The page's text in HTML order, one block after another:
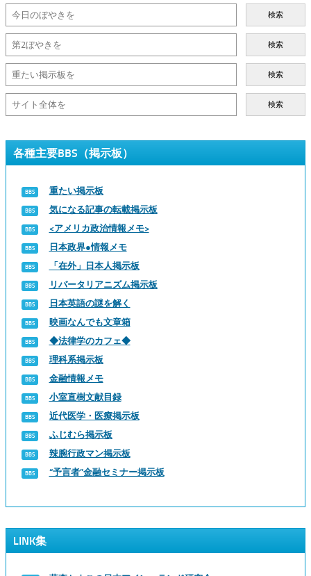
検索
検索
検索
検索
各種主要BBS（掲示板）
重たい掲示板
気になる記事の転載掲示板
<アメリカ政治情報メモ>
日本政界●情報メモ
「在外」日本人掲示板
リバータリアニズム掲示板
日本英語の謎を解く
映画なんでも文章箱
◆法律学のカフェ◆
理科系掲示板
金融情報メモ
小室直樹文献目録
近代医学・医療掲示板
ふじむら掲示板
辣腕行政マン掲示板
“予言者”金融セミナー掲示板
LINK集